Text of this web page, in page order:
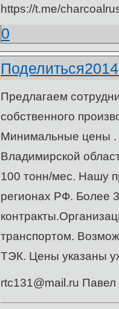
https://t.me/
0
Поделиться
Предлагаем
собственного
Минимальные цены .
Владимирской
100 тонн/мес. Нашу
регионах РФ. Более
транспортом.
ТЭК. Цены указаны
rtc131@mail.ru